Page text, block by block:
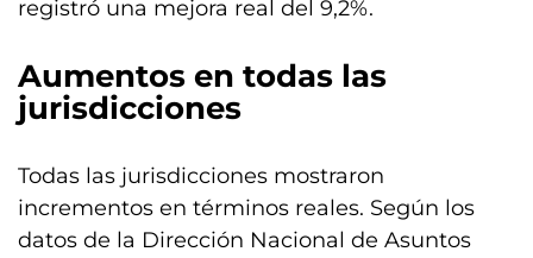
registró una mejora real del 9,2%.
Aumentos en todas las
jurisdicciones
Todas las jurisdicciones mostraron
incrementos en términos reales. Según los
datos de la Dirección Nacional de Asuntos